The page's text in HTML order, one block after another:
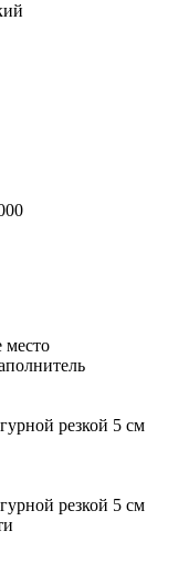
место
резкой 5 см
резкой 5 см